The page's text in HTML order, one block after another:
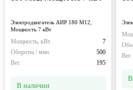
Электродвигатель АИР 180 М12,
Мощность 7 кВт
Мощность, кВт
7
Обороты / мин.
500
Вес
195
В наличии
Вес
В